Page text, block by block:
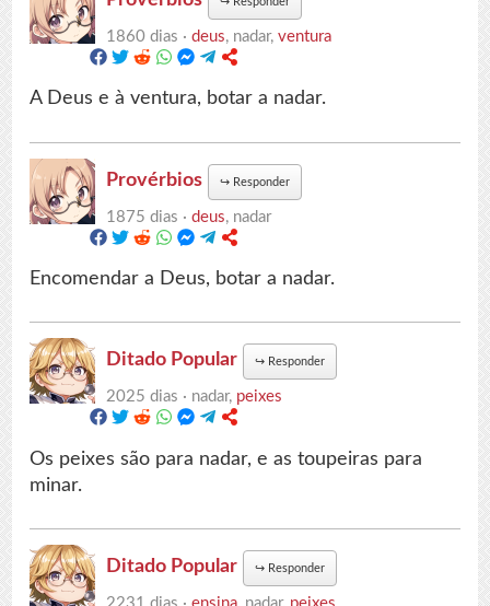
1860 dias ·deus, nadar,ventura
A Deus e à ventura, botar a nadar.
Provérbios ↪ Responder
1875 dias ·deus, nadar
Encomendar a Deus, botar a nadar.
Ditado Popular ↪ Responder
2025 dias · nadar, peixes
Os peixes são para nadar, e as toupeiras para
minar.
Ditado Popular ↪ Responder